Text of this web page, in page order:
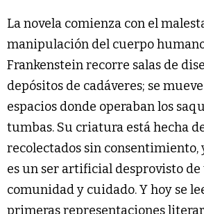
La novela comienza con el
manipulación del cuerpo
Frankenstein recorre salas de
depósitos de cadáveres; se
espacios donde operaban los
tumbas. Su criatura está hecha
recolectados sin consentimiento,
es un ser artificial desprovisto de
comunidad y cuidado. Y hoy se
primeras representaciones